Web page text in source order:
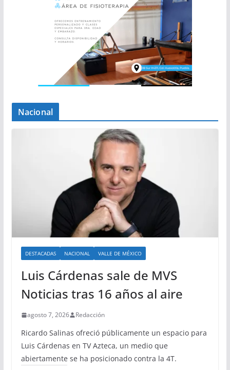
Nacional
DESTACADAS NACIONAL VALLE DE MÉXICO
Luis Cárdenas sale de MVS
Noticias tras 16 años al aire
agosto 7, 2026 Redacción
Ricardo Salinas ofreció públicamente un espacio para
Luis Cárdenas en TV Azteca, un medio que
abiertamente se ha posicionado contra la 4T.